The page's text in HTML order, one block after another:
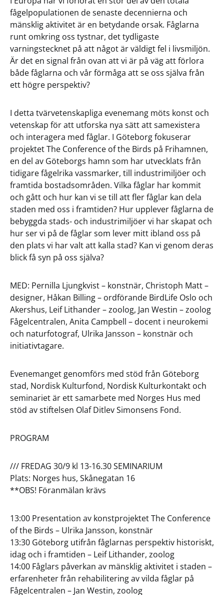
fågelpopulationen de senaste decennierna och
mänsklig aktivitet är en betydande orsak. Fåglarna
runt omkring oss tystnar, det tydligaste
varningstecknet på att något är väldigt fel i livsmiljön.
Är det en signal från ovan att vi är på väg att förlora
både fåglarna och vår förmåga att se oss själva från
ett högre perspektiv?
I detta tvärvetenskapliga evenemang möts konst och
vetenskap för att utforska nya sätt att samexistera
och interagera med fåglar. I Göteborg fokuserar
projektet The Conference of the Birds på Frihamnen,
en del av Göteborgs hamn som har utvecklats från
tidigare fågelrika vassmarker, till industrimiljöer och
framtida bostadsområden. Vilka fåglar har kommit
och gått och hur kan vi se till att fler fåglar kan dela
staden med oss i framtiden? Hur upplever fåglarna de
bebyggda stads- och industrimiljöer vi har skapat och
hur ser vi på de fåglar som lever mitt ibland oss på
den plats vi har valt att kalla stad? Kan vi genom deras
blick få syn på oss själva?
MED: Pernilla Ljungkvist – konstnär, Christoph Matt –
designer, Håkan Billing – ordförande BirdLife Oslo och
Akershus, Leif Lithander – zoolog, Jan Westin – zoolog
Fågelcentralen, Anita Campbell – docent i neurokemi
och naturfotograf, Ulrika Jansson – konstnär och
initiativtagare.
Evenemanget genomförs med stöd från Göteborg
stad, Nordisk Kulturfond, Nordisk Kulturkontakt och
seminariet är ett samarbete med Norges Hus med
stöd av stiftelsen Olaf Ditlev Simonsens Fond.
PROGRAM
/// FREDAG 30/9 kl 13-16.30 SEMINARIUM
Plats: Norges hus, Skånegatan 16
**OBS! Föranmälan krävs
13:00 Presentation av konstprojektet The Conference
of the Birds – Ulrika Jansson, konstnär
13:30 Göteborg utifrån fåglarnas perspektiv historiskt,
idag och i framtiden – Leif Lithander, zoolog
14:00 Fåglars påverkan av mänsklig aktivitet i staden –
erfarenheter från rehabilitering av vilda fåglar på
Fågelcentralen – Jan Westin, zoolog